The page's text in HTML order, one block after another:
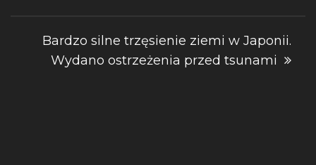
Bardzo silne trzęsienie ziemi w Japonii.
Wydano ostrzeżenia przed tsunami